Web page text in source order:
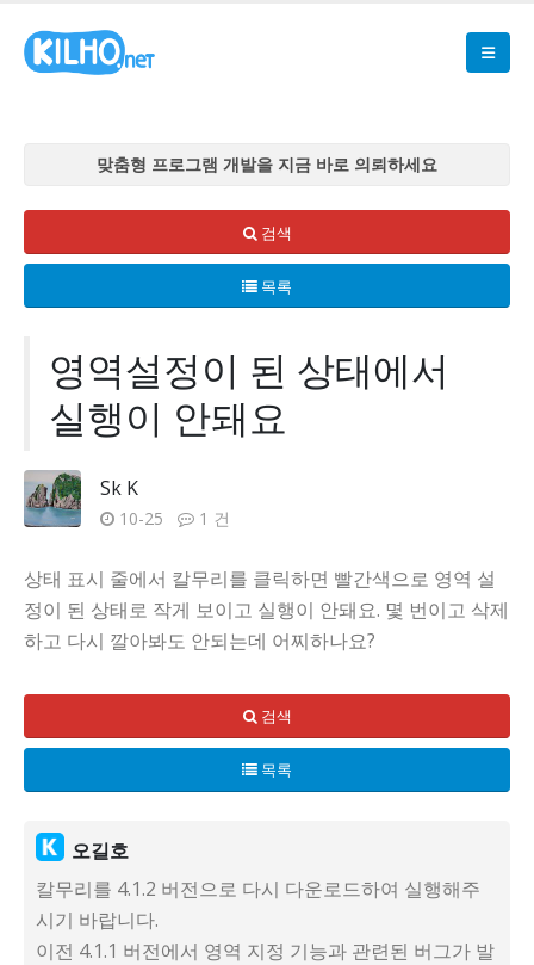
맞춤형 프로그램 개발을 지금 바로 의뢰하세요
맞춤형 프로그램 개발을 지금 바로 의뢰하세요
맞춤형 프로그램 개발을 지금 바로 의뢰하세요
맞춤형 프로그램 개발을 지금 바로 의뢰하세요
검색
목록
영역설정이 된 상태에서
실행이 안돼요
Sk K
10-25 1 건
상태 표시 줄에서 칼무리를 클릭하면 빨간색으로 영역 설
정이 된 상태로 작게 보이고 실행이 안돼요. 몇 번이고 삭제
하고 다시 깔아봐도 안되는데 어찌하나요?
검색
목록
오길호
칼무리를 4.1.2 버전으로 다시 다운로드하여 실행해주
시기 바랍니다.
이전 4.1.1 버전에서 영역 지정 기능과 관련된 버그가 발